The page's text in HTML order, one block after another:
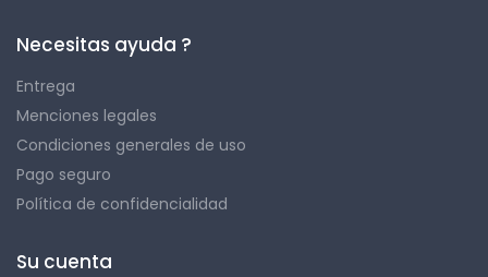
Necesitas ayuda ?
Entrega
Menciones legales
Condiciones generales de uso
Pago seguro
Política de confidencialidad
Su cuenta